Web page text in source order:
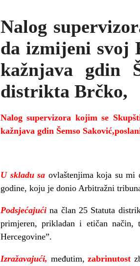
Nalog
da izmijeni svoj
kažnjava gdin
distrikta Brčko,
Nalog supervizora kojim se
kažnjava gdin Šemso Saković,
U skladu sa ovlaštenjima koja su mi
godine, koju je donio Arbitražni
Podsjećajući na član 25 Statuta
primjeren, prikladan i etičan
Hercegovine”.
Izražavajući, međutim,zabrinutost